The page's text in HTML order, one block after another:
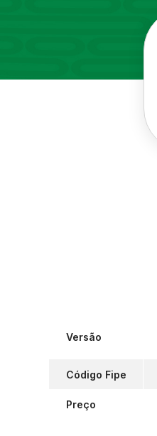
Versão
Código Fipe
Preço